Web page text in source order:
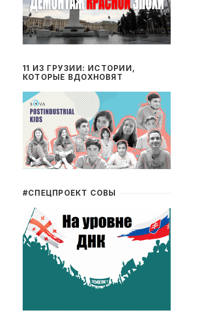
11 ИЗ ГРУЗИИ: ИСТОРИИ,
КОТОРЫЕ ВДОХНОВЯТ
#CПЕЦПРОЕКТ СОВЫ